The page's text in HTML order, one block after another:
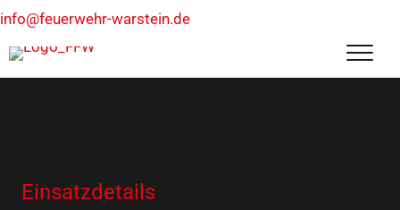
info@feuerwehr-warstein.de
Einsatzdetails